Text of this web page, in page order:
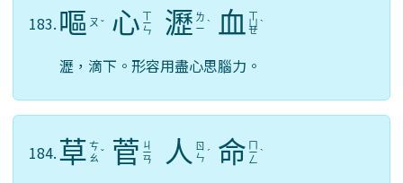
183. 嘔 ㄡ ˇ 心 ㄒ
ㄧ
ㄣ 瀝 ㄌ
ㄧ ˋ 血 ㄒ
ㄩ
ㄝ
ˋ
瀝，滴下。形容用盡心思腦力。
184.草 ㄘ
ㄠ ˇ 菅 ㄐ
ㄧ
ㄢ 人 ㄖ
ㄣ ˊ 命 ㄇ
ㄧ
ㄥ
ˋ